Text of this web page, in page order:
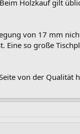
Holzkauf gilt
von 17 mm
so große
von der